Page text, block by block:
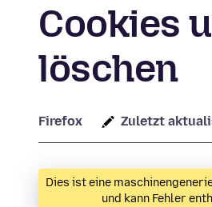
Cookies
löschen
Firefox Zuletzt
Dies ist eine
und kann Fehler